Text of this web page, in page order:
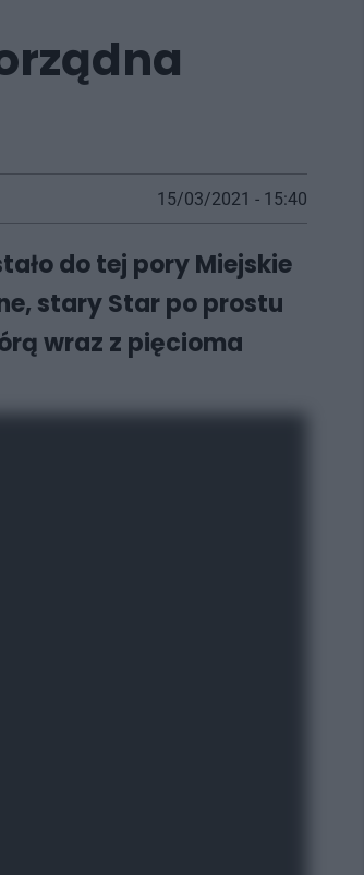
15/03/2021 - 15:40
do tej pory Miejskie
stary Star po prostu
wraz z pięcioma